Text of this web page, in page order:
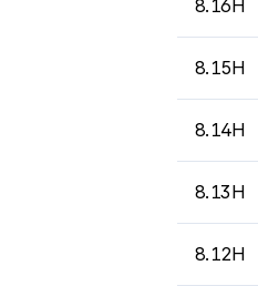
8.16H
8.15H
8.14H
8.13H
8.12H